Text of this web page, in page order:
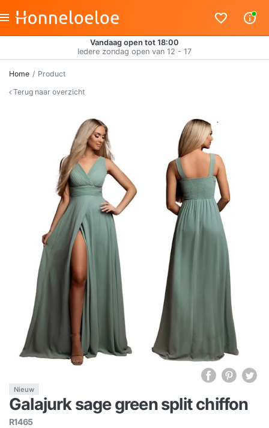
Vandaag open tot 18:00
Iedere zondag open van 12 - 17
Home
Product
Terug naar overzicht
Nieuw
Galajurk sage green split chiffon
R1465